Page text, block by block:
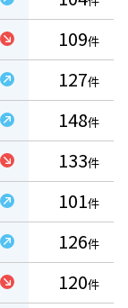
109件
127件
148件
133件
101件
126件
120件